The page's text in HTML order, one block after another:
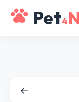
Pet4